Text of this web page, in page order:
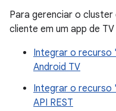
Para gerenciar o cluster
cliente em um app de TV
Integrar o recurso
Android TV
Integrar o recurso
API REST